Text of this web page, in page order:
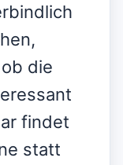
die
findet
statt